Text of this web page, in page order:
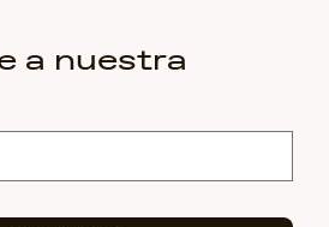
a nuestra